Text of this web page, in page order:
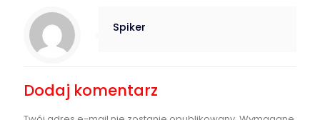
Spiker
Dodaj komentarz